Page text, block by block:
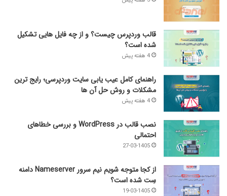
قالب وردپرس چیست؟ و از چه فایل­ هایی تشکیل
شده است؟
4 هفته پیش
راهنمای کامل عیب‌ یابی سایت وردپرسی؛ رایج‌ ترین
مشکلات و روش حل آن‌ ها
4 هفته پیش
نصب قالب در WordPress و بررسی خطاهای
احتمالی
27-03-1405
از کجا متوجه شویم نیم ‌سرور Nameserver دامنه
سِت شده است؟
19-03-1405